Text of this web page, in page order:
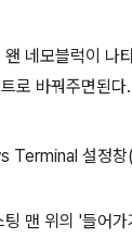
네모블럭이 나
로 바꿔주면된다.
Terminal 설정
맨 위의 '들어